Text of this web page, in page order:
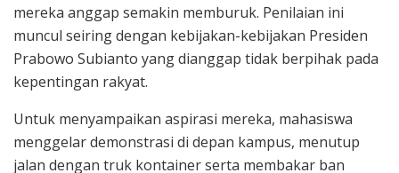
mereka anggap semakin memburuk. Penilaian ini
muncul seiring dengan kebijakan-kebijakan Presiden
Prabowo Subianto yang dianggap tidak berpihak pada
kepentingan rakyat.
Untuk menyampaikan aspirasi mereka, mahasiswa
menggelar demonstrasi di depan kampus, menutup
jalan dengan truk kontainer serta membakar ban